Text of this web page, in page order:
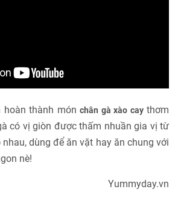
thành món chân gà xào caythơm
có vị giòn được thấm nhuần gia vị từ
dùng để ăn vặt hay ăn chung với
nè!
Yummyday.vn